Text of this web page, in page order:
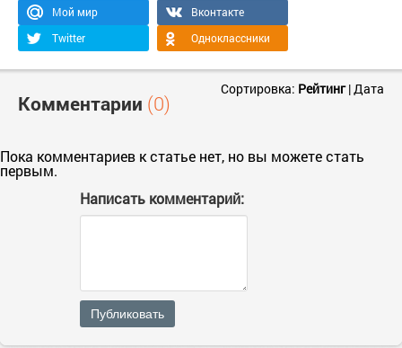
Мой мир
Вконтакте
Twitter
Одноклассники
Комментарии (0)
Сортировка: Рейтинг|Дата
Пока комментариев к статье нет, но вы можете стать
первым.
Написать комментарий:
Публиковать